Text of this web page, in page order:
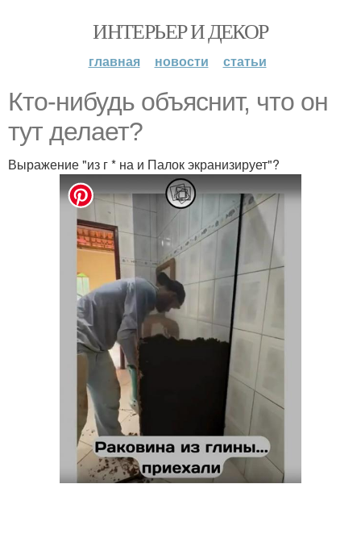
ИНТЕРЬЕР И ДЕКОР
главная новости статьи
Кто-нибудь объяснит, что он
тут делает?
Выражение "из г * на и Палок экранизирует"?